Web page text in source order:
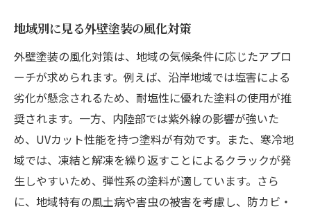
外壁塗装による長期間の資産保護
初期投資を最適化するための外壁塗装選択
外壁塗装の長期的メリットを具体例で解説
費用対効果を最大化する塗料選び
耐候性塗料による外壁の保護と美観の保ち方
耐候性塗料の種類とその特徴
美観を長持ちさせるための外壁塗装のポイ
ント
地域別に見る外壁塗装の風化対策
外壁塗装の風化対策は、地域の気候条件に応じたアプロ
ーチが求められます。例えば、沿岸地域では塩害による
劣化が懸念されるため、耐塩性に優れた塗料の使用が推
奨されます。一方、内陸部では紫外線の影響が強いた
め、UVカット性能を持つ塗料が有効です。また、寒冷地
域では、凍結と解凍を繰り返すことによるクラックが発
生しやすいため、弾性系の塗料が適しています。さら
に、地域特有の風土病や害虫の被害を考慮し、防カビ・